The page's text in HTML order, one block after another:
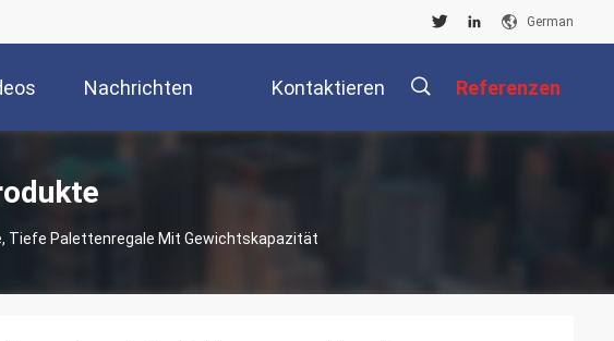
German
Nachrichten Kontaktieren Referenzen
Tiefe Palettenregale Mit Gewichtskapazität